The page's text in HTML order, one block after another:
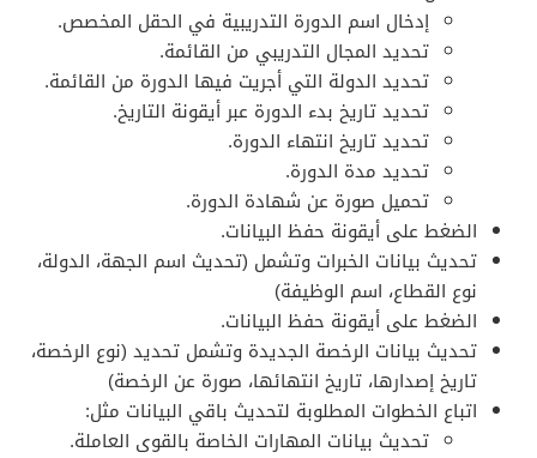
إدخال اسم الدورة التدريبية في الحقل المخصص.
تحديد المجال التدريبي من القائمة.
تحديد الدولة التي أجريت فيها الدورة من القائمة.
تحديد تاريخ بدء الدورة عبر أيقونة التاريخ.
تحديد تاريخ انتهاء الدورة.
تحديد مدة الدورة.
تحميل صورة عن شهادة الدورة.
الضغط على أيقونة حفظ البيانات.
تحديث بيانات الخبرات وتشمل (تحديث اسم الجهة، الدولة،
نوع القطاع، اسم الوظيفة)
الضغط على أيقونة حفظ البيانات.
تحديث بيانات الرخصة الجديدة وتشمل تحديد (نوع الرخصة،
تاريخ إصدارها، تاريخ انتهائها، صورة عن الرخصة)
اتباع الخطوات المطلوبة لتحديث باقي البيانات مثل:
تحديث بيانات المهارات الخاصة بالقوى العاملة.